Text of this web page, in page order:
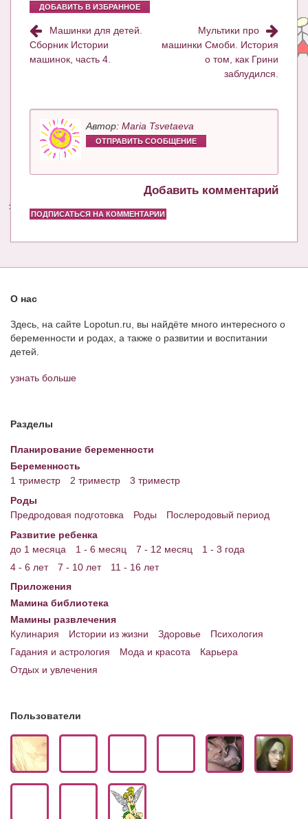
ДОБАВИТЬ В ИЗБРАННОЕ
Машинки для детей.
Сборник Истории
машинок, часть 4.
Мультики про
машинки Смоби. История
о том, как Грини
заблудился.
Автор: Maria Tsvetaeva
ОТПРАВИТЬ СООБЩЕНИЕ
Добавить комментарий
ПОДПИСАТЬСЯ НА КОММЕНТАРИИ
О нас
Здесь, на сайте Lopotun.ru, вы найдёте много интересного о
беременности и родах, а также о развитии и воспитании
детей.
узнать больше
Разделы
Планирование беременности
Беременность
1 триместр
2 триместр
3 триместр
Роды
Предродовая подготовка
Роды
Послеродовый период
Развитие ребенка
до 1 месяца
1 - 6 месяц 7 - 12 месяц
1 - 3 года
4 - 6 лет
7 - 10 лет
11 - 16 лет
Приложения
Мамина библиотека
Мамины развлечения
Кулинария
Истории из жизни Здоровье
Психология
Гадания и астрология
Мода и красота
Карьера
Отдых и увлечения
Пользователи